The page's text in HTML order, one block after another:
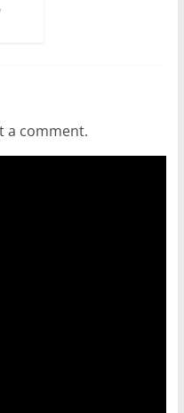
a comment.